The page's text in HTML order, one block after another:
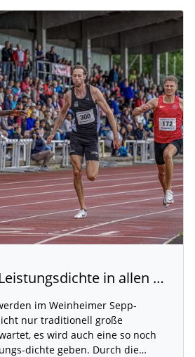
Kurpfalz-Gala: Leistungsdichte in allen Disziplinen erwartet
im Weinheimer Sepp-
nur traditionell große
es wird auch eine so noch
dichte geben. Durch die…